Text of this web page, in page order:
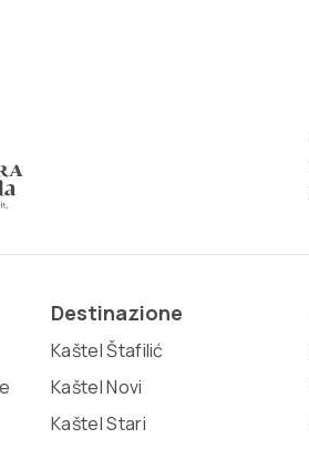
Destinazione
Kaštel Štafilić
Kaštel Novi
Kaštel Stari